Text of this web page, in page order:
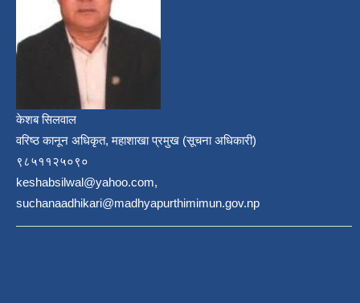
केशब सिलवाल
वरिष्ठ कानून अधिकृत, महाशाखा प्रमुख (सूचना अधिकारी)
९८५११२५०९०
keshabsilwal@yahoo.com,
suchanaadhikari@madhyapurthimimun.gov.np